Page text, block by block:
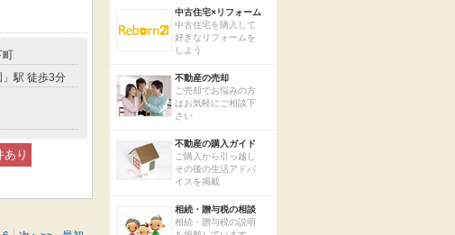
中古住宅×リフォーム
中古住宅を購入して
好きなリフォームを
しよう
不動産の売却
ご売却でお悩みの方
はお気軽にご相談下
さい
不動産の購入ガイド
ご購入から引っ越し
その後の生活アドバ
イスを掲載
相続・贈与税の相談
相続・贈与税の説明
町
駅 徒歩3分
り